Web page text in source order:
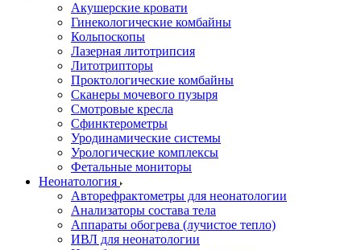
Акушерские кровати
Гинекологические комбайны
Кольпоскопы
Лазерная литотрипсия
Литотрипторы
Проктологические комбайны
Сканеры мочевого пузыря
Смотровые кресла
Сфинктерометры
Уродинамические системы
Урологические комплексы
Фетальные мониторы
Неонатология
Авторефрактометры для неонатологии
Анализаторы состава тела
Аппараты обогрева (лучистое тепло)
ИВЛ для неонатологии